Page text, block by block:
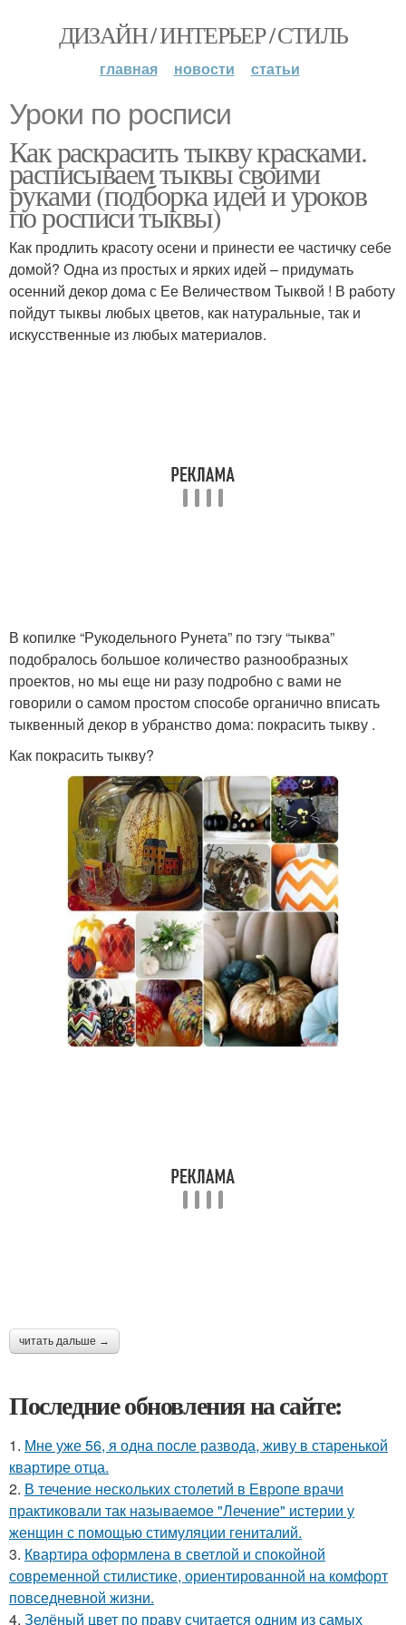
ДИЗАЙН / ИНТЕРЬЕР / СТИЛЬ
главная новости статьи
Уроки по росписи
Как раскрасить тыкву красками.
расписываем тыквы своими
руками (подборка идей и уроков
по росписи тыквы)
Как продлить красоту осени и принести ее частичку себе
домой? Одна из простых и ярких идей – придумать
осенний декор дома с Ее Величеством Тыквой ! В работу
пойдут тыквы любых цветов, как натуральные, так и
искусственные из любых материалов.
В копилке “Рукодельного Рунета” по тэгу “тыква”
подобралось большое количество разнообразных
проектов, но мы еще ни разу подробно с вами не
говорили о самом простом способе органично вписать
тыквенный декор в убранство дома: покрасить тыкву .
Как покрасить тыкву?
читать дальше →
Последние обновления на сайте:
1. Мне уже 56, я одна после развода, живу в старенькой
квартире отца.
2. В течение нескольких столетий в Европе врачи
практиковали так называемое "Лечение" истерии у
женщин с помощью стимуляции гениталий.
3. Квартира оформлена в светлой и спокойной
современной стилистике, ориентированной на комфорт
повседневной жизни.
4. Зелёный цвет по праву считается одним из самых